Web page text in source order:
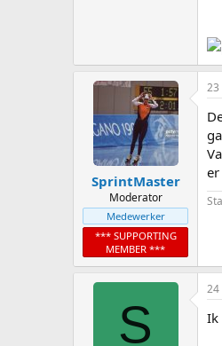
SprintMaster
Moderator
Medewerker
*** SUPPORTING
MEMBER ***
23
S
24
Ik